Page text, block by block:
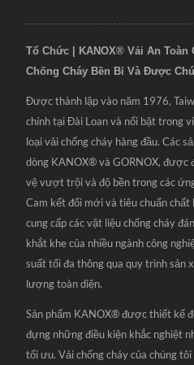
Tổ Chức | KANOX® Vải An Toàn
Chống Cháy Bền Bỉ Và Được
Được thành lập vào năm 1976,
chính tại Đài Loan và nổi bật trong
loại vải chống cháy hàng đầu. Các
dòng KANOX® và GORNOX, được
vệ vượt trội và độ bền trong các
Cam kết đổi mới và tiêu chuẩn
cung cấp các vật liệu chống cháy
khắt khe của nhiều ngành công
suất tối đa thông qua quy trình sản
lượng toàn diện.
Sản phẩm KANOX® được thiết kế
đựng những điều kiện khắc nghiệt
tối ưu. Vải chống cháy của chúng